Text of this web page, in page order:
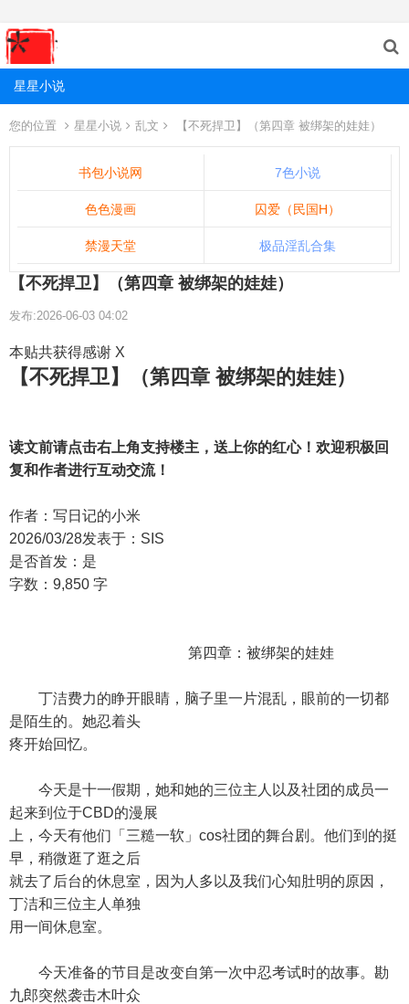
星星小说
您的位置 星星小说 乱文 【不死捍卫】（第四章 被绑架的娃娃）
书包小说网 7色小说
色色漫画 囚爱（民国H）
禁漫天堂 极品淫乱合集
【不死捍卫】（第四章 被绑架的娃娃）
发布:2026-06-03 04:02
本贴共获得感谢 X
【不死捍卫】（第四章 被绑架的娃娃）
读文前请点击右上角支持楼主，送上你的红心！欢迎积极回
复和作者进行互动交流！
作者：写日记的小米
2026/03/28发表于：SIS
是否首发：是
字数：9,850 字
第四章：被绑架的娃娃
丁洁费力的睁开眼睛，脑子里一片混乱，眼前的一切都
是陌生的。她忍着头
疼开始回忆。
今天是十一假期，她和她的三位主人以及社团的成员一
起来到位于CBD的漫展
上，今天有他们「三糙一软」cos社团的舞台剧。他们到的挺
早，稍微逛了逛之后
就去了后台的休息室，因为人多以及我们心知肚明的原因，
丁洁和三位主人单独
用一间休息室。
今天准备的节目是改变自第一次中忍考试时的故事。勘
九郎突然袭击木叶众